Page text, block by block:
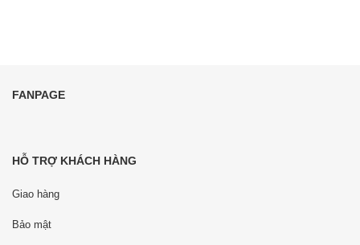
FANPAGE
HỖ TRỢ KHÁCH HÀNG
Giao hàng
Bảo mật